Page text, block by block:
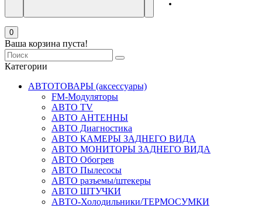
0
Ваша корзина пуста!
Категории
АВТОТОВАРЫ (аксессуары)
FM-Модуляторы
АВТО TV
АВТО АНТЕННЫ
АВТО Диагностика
АВТО КАМЕРЫ ЗАДНЕГО ВИДА
АВТО МОНИТОРЫ ЗАДНЕГО ВИДА
АВТО Обогрев
АВТО Пылесосы
АВТО разъемы/штекеры
АВТО ШТУЧКИ
АВТО-Холодильники/ТЕРМОСУМКИ